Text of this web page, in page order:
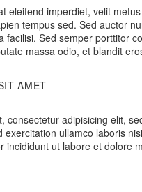
eleifend imperdiet, velit
tempus sed. Sed auctor
facilisi. Sed semper porttitor
massa odio, et blandit
AMET
consectetur adipisicing elit,
exercitation ullamco laboris
incididunt ut labore et dolore